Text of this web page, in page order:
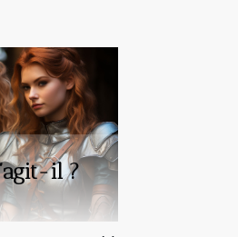
il ?